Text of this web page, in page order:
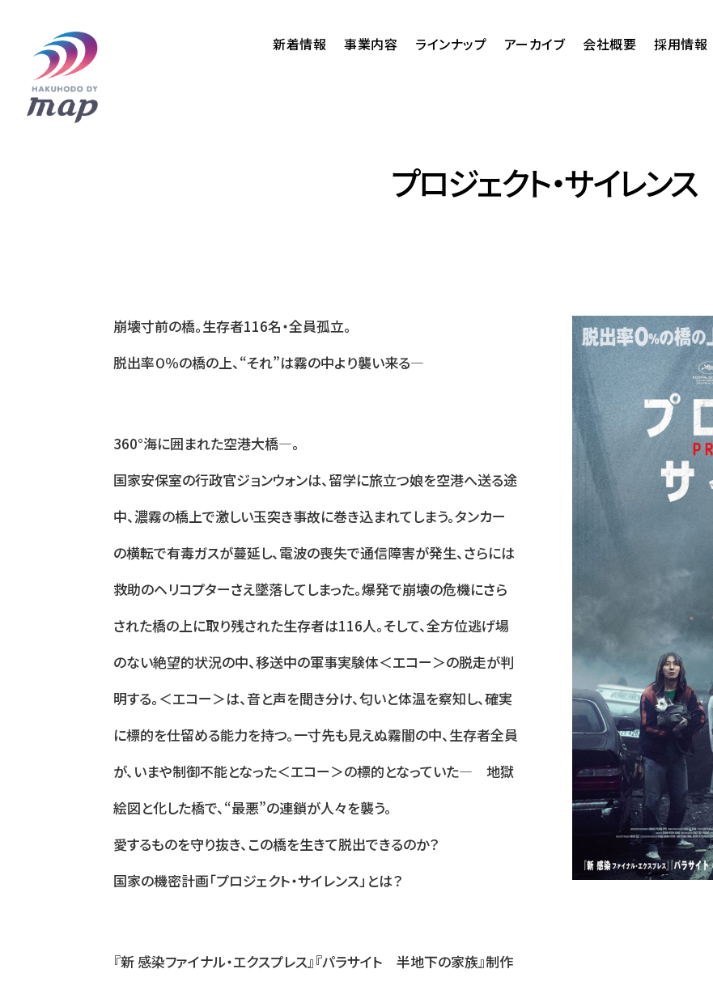
新着情報 事業内容 ラインナップ アーカイブ 会社概要 採用情報
プロジェクト・サイレンス
崩壊寸前の橋。生存者116名・全員孤立。
脱出率０％の橋の上、“それ”は霧の中より襲い来る―
360°海に囲まれた空港大橋—。
国家安保室の行政官ジョンウォンは、留学に旅立つ娘を空港へ送る途
中、濃霧の橋上で激しい玉突き事故に巻き込まれてしまう。タンカー
の横転で有毒ガスが蔓延し、電波の喪失で通信障害が発生、さらには
救助のヘリコプターさえ墜落してしまった。爆発で崩壊の危機にさら
された橋の上に取り残された生存者は116人。そして、全方位逃げ場
のない絶望的状況の中、移送中の軍事実験体＜エコー＞の脱走が判
明する。＜エコー＞は、音と声を聞き分け、匂いと体温を察知し、確実
に標的を仕留める能力を持つ。一寸先も見えぬ霧闇の中、生存者全員
が、いまや制御不能となった＜エコー＞の標的となっていた― 地獄
絵図と化した橋で、“最悪”の連鎖が人々を襲う。
愛するものを守り抜き、この橋を生きて脱出できるのか？
国家の機密計画「プロジェクト・サイレンス」とは？
『新 感染ファイナル・エクスプレス』『パラサイト 半地下の家族』制作